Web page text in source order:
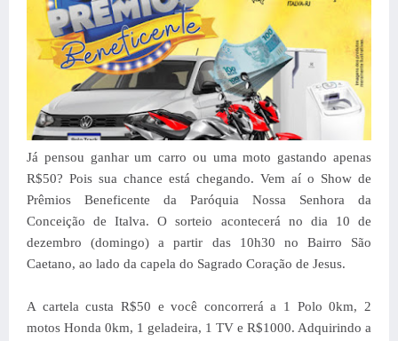
Já pensou ganhar um carro ou uma moto gastando apenas
R$50? Pois sua chance está chegando. Vem aí o Show de
Prêmios Beneficente da Paróquia Nossa Senhora da
Conceição de Italva. O sorteio acontecerá no dia 10 de
dezembro (domingo) a partir das 10h30 no Bairro São
Caetano, ao lado da capela do Sagrado Coração de Jesus.
A cartela custa R$50 e você concorrerá a 1 Polo 0km, 2
motos Honda 0km, 1 geladeira, 1 TV e R$1000. Adquirindo a